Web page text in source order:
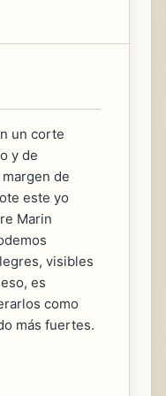
un corte
y de
de
este yo
Marin
visibles
es
como
más fuertes.